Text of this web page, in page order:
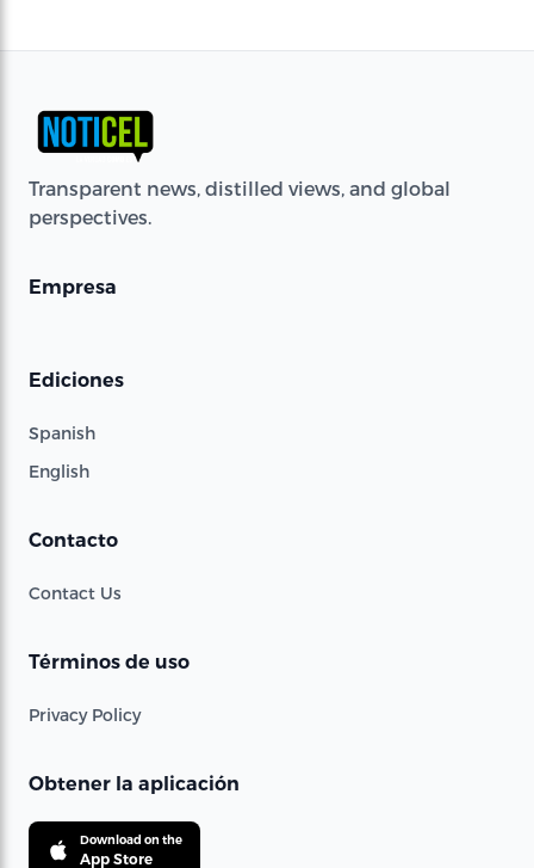
Transparent news, distilled views, and global
perspectives.
Empresa
Ediciones
Spanish
English
Contacto
Contact Us
Términos de uso
Privacy Policy
Obtener la aplicación
Download on the
App Store